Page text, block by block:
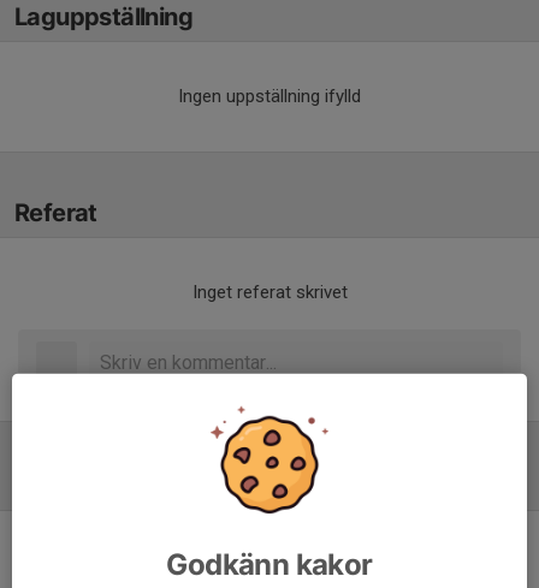
Laguppställning
Ingen uppställning ifylld
Referat
Inget referat skrivet
M
Godkänn kakor